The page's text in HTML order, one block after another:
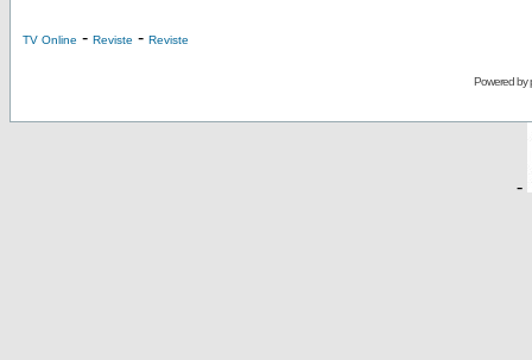
TV Online - Reviste - Reviste
Powered by
-